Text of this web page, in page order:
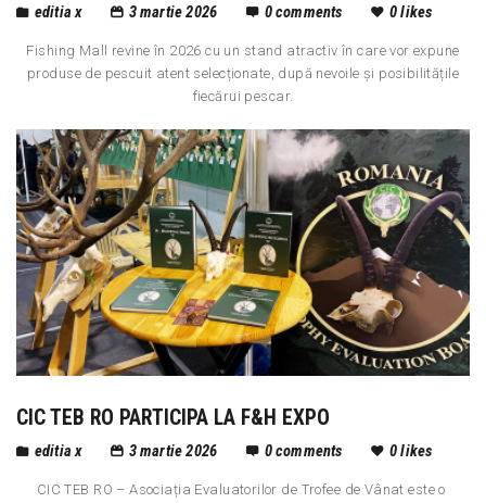
editia x 3 martie 2026 0comments 0likes
Fishing Mall revine în 2026 cu un stand atractiv în care vor expune
produse de pescuit atent selecționate, după nevoile și posibilitățile
fiecărui pescar.
CIC TEB RO PARTICIPA LA F&H EXPO
editia x 3 martie 2026 0comments 0likes
CIC TEB RO – Asociația Evaluatorilor de Trofee de Vânat este o